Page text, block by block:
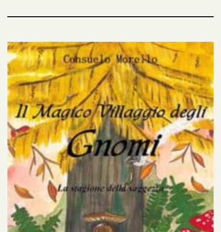
generoso Sereno avranno modo di scoprire,
attraverso giochi ed incredibili peripezie, che la
stagione della conoscenza non si limita al solo
apprendimento, bensì ad un meraviglioso viaggio
nel cuore. La scoperta di loro stessi attraverso le
emozioni ed un profondo legame con la natura,
renderà uniche le avventure di questi piccoli,
simpatici e magici personaggi!